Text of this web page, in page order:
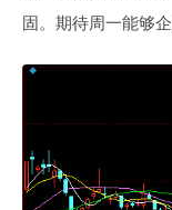
固。期待周一能够企